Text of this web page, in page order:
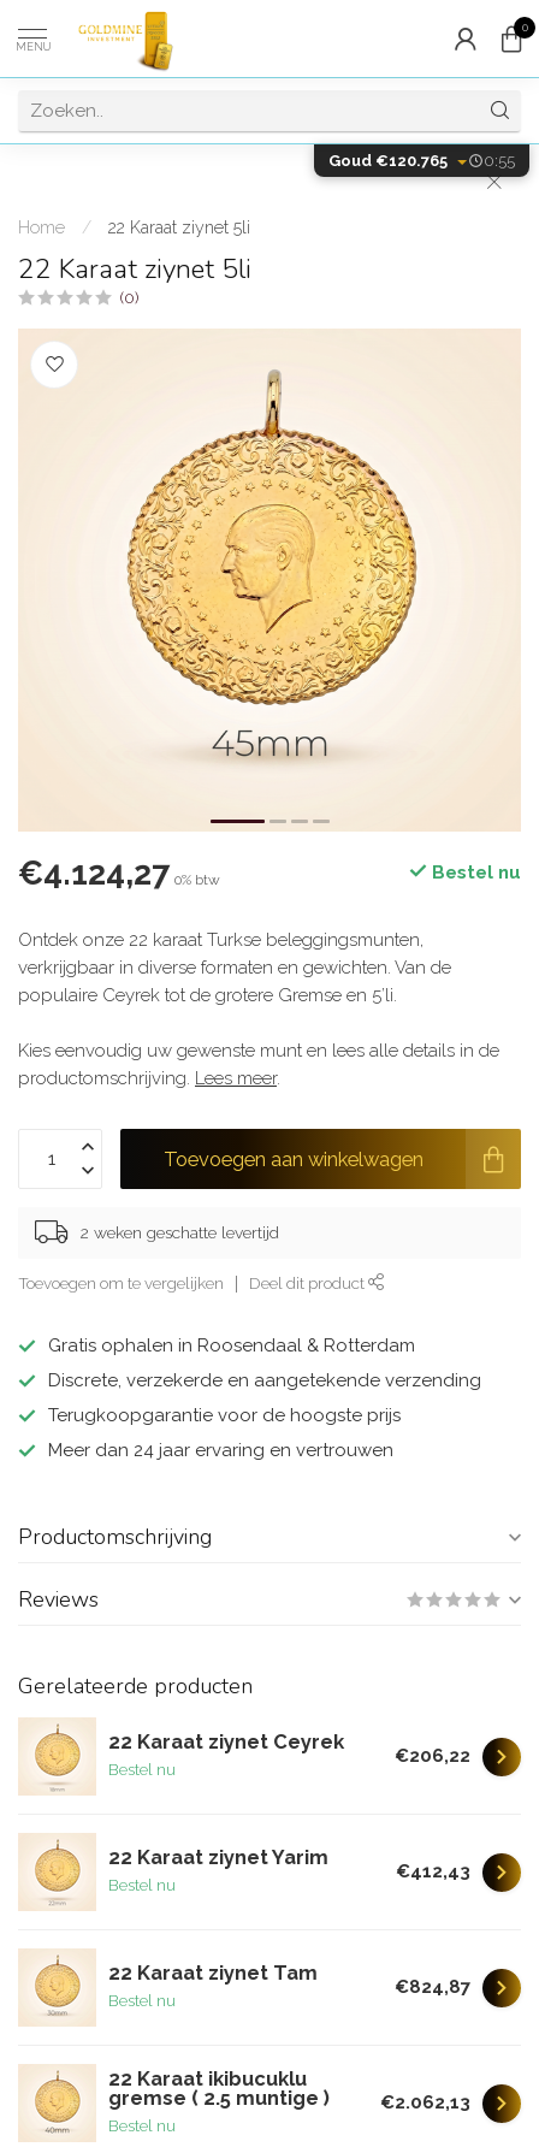
MENU
0
Home / 22 Karaat ziynet 5li
22 Karaat ziynet 5li
(0)
€4.124,27 0% btw Bestel nu
Ontdek onze 22 karaat Turkse beleggingsmunten,
verkrijgbaar in diverse formaten en gewichten. Van de
populaire Ceyrek tot de grotere Gremse en 5’li.
Kies eenvoudig uw gewenste munt en lees alle details in de
productomschrijving. Lees meer.
Toevoegen aan winkelwagen
2 weken geschatte levertijd
Toevoegen om te vergelijken Deel dit product
Gratis ophalen in Roosendaal & Rotterdam
Discrete, verzekerde en aangetekende verzending
Terugkoopgarantie voor de hoogste prijs
Meer dan 24 jaar ervaring en vertrouwen
Productomschrijving
Reviews
Gerelateerde producten
22 Karaat ziynet Ceyrek
Bestel nu
€206,22
22 Karaat ziynet Yarim
Bestel nu
€412,43
22 Karaat ziynet Tam
Bestel nu
€824,87
22 Karaat ikibucuklu
gremse ( 2.5 muntige )
Bestel nu
€2.062,13
Goud €120.765 0:55